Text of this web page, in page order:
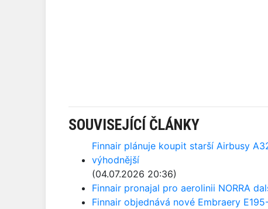
SOUVISEJÍCÍ ČLÁNKY
Finnair plánuje koupit starší Airbusy
výhodnější
(04.07.2026 20:36)
Finnair pronajal pro aerolinii NORRA
Finnair objednává nové Embraery